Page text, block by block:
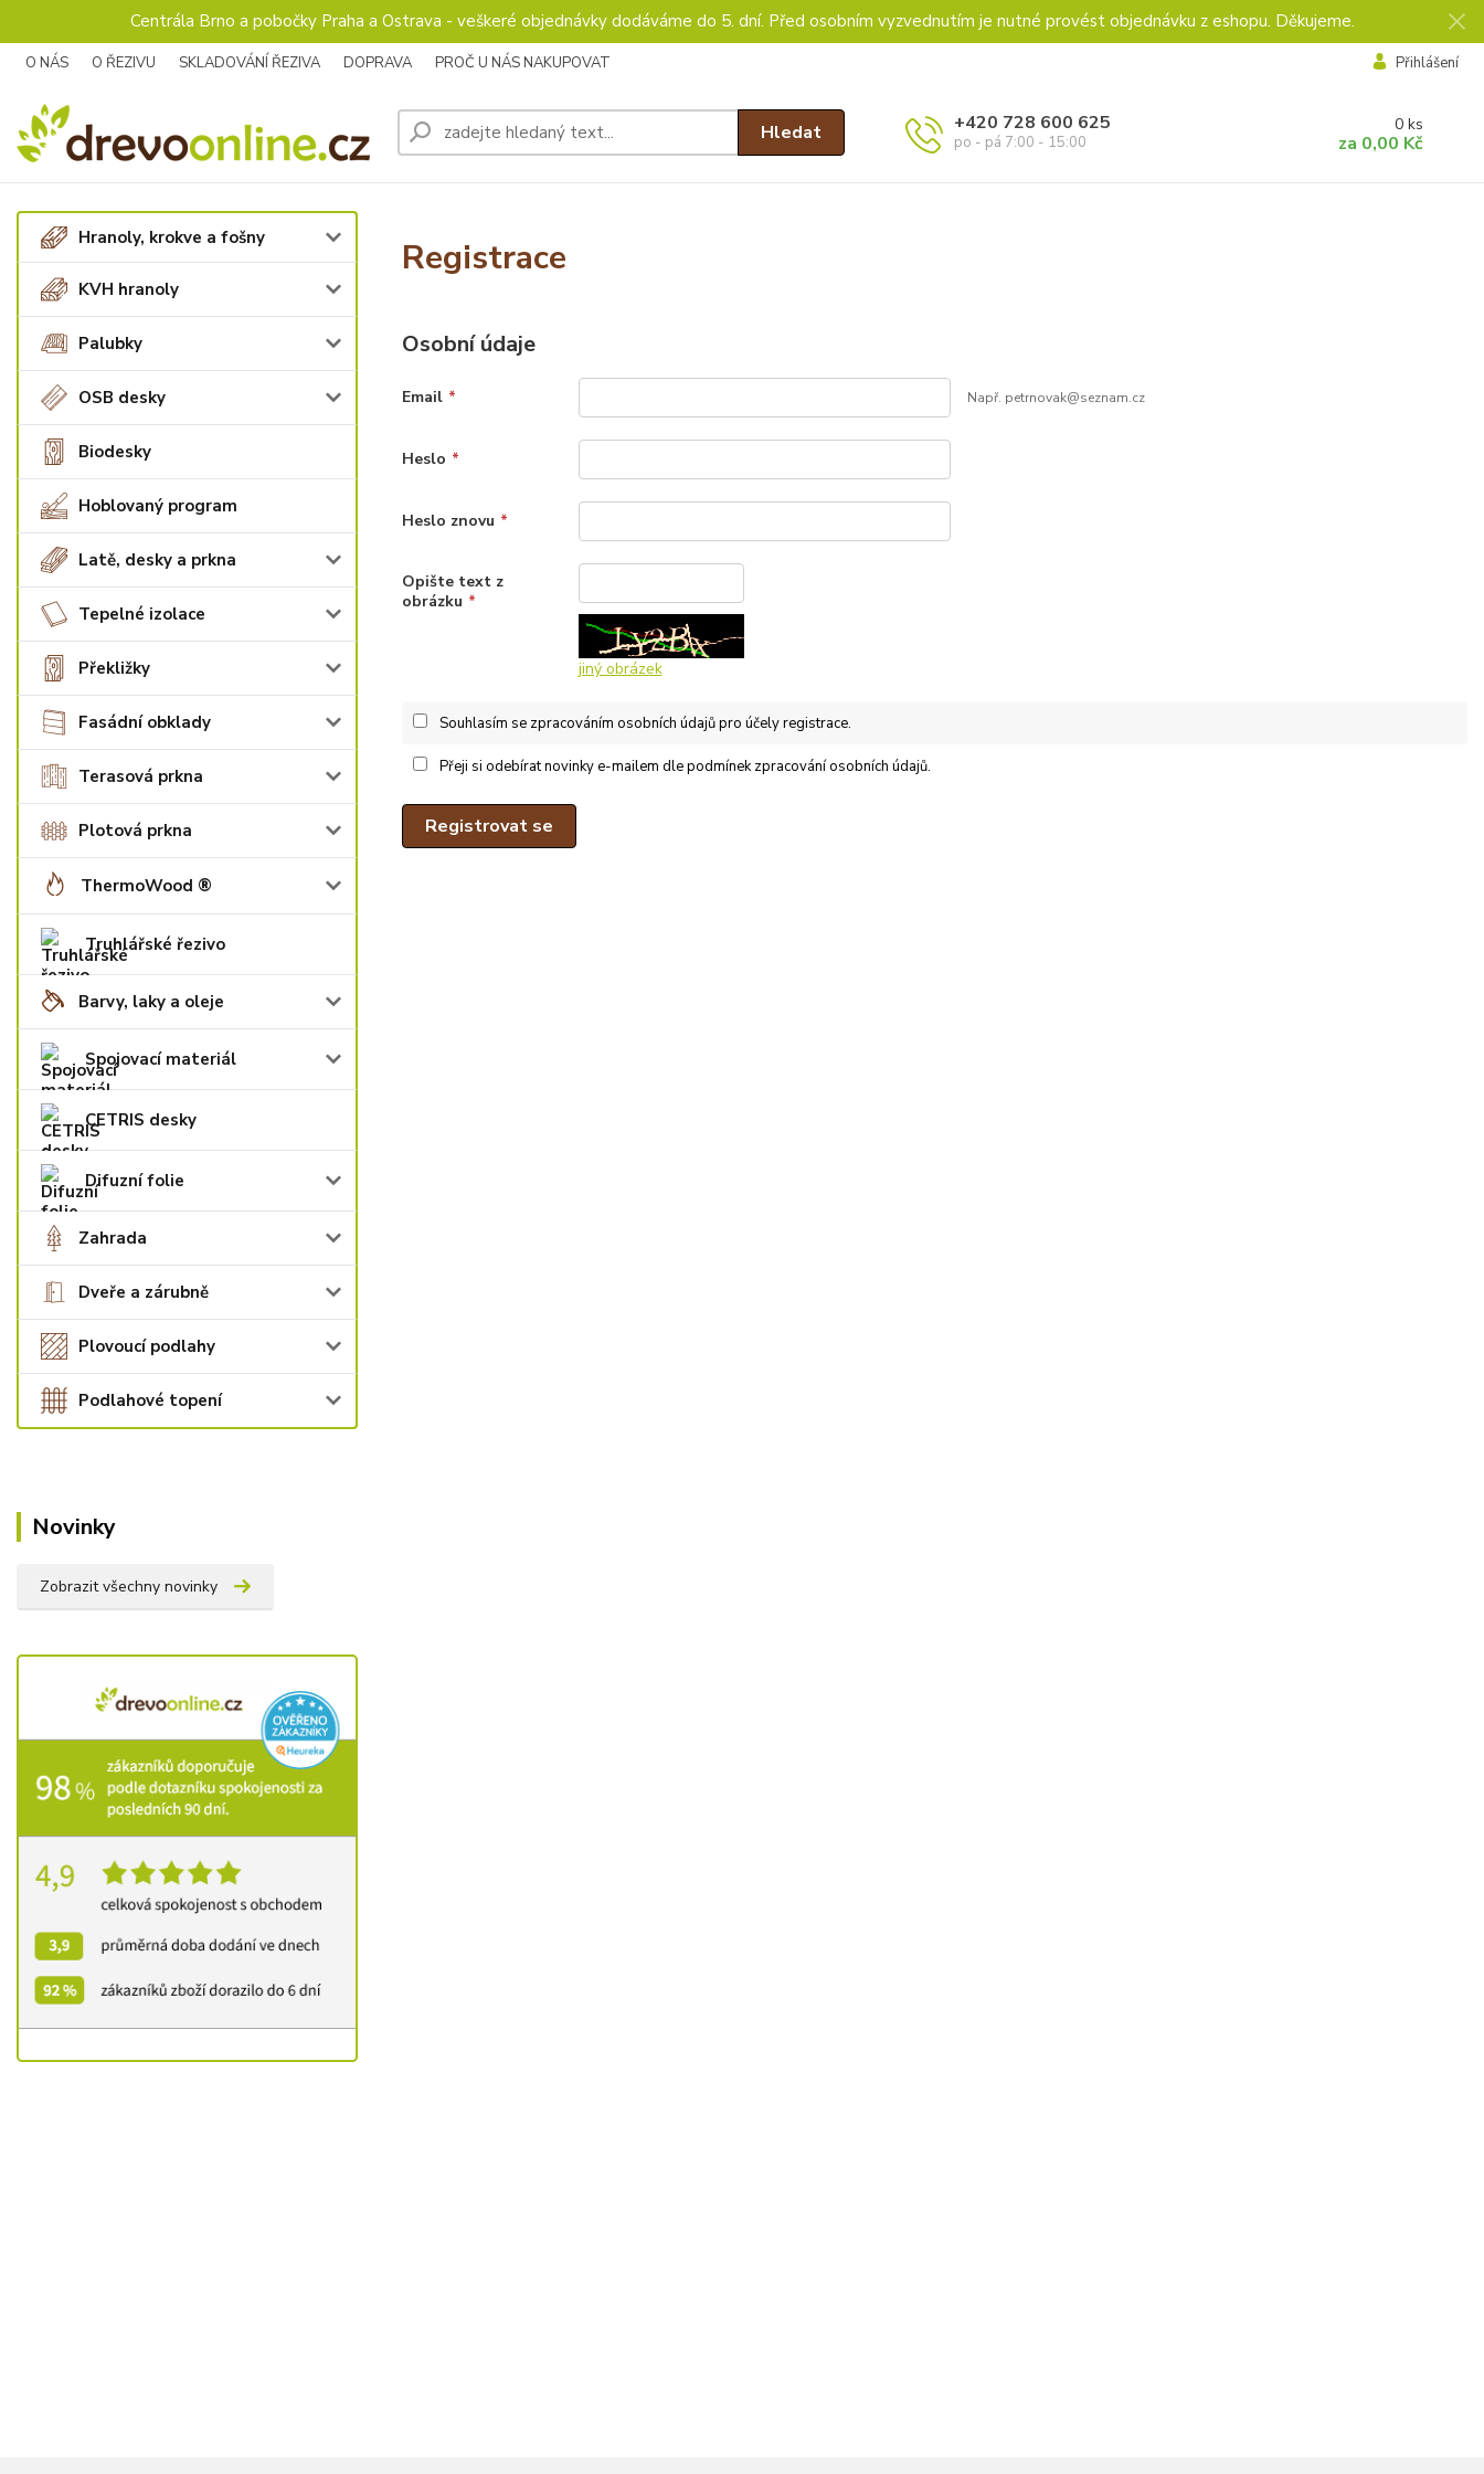
Centrála Brno a pobočky Praha a Ostrava - veškeré objednávky dodáváme do 5. dní. Před osobním vyzvednutím je nutné provést objednávku z eshopu. Děkujeme.
O NÁS O ŘEZIVU SKLADOVÁNÍ ŘEZIVA DOPRAVA PROČ U NÁS NAKUPOVAT Přihlášení
Hledat +420 728 600 625
po - pá 7:00 - 15:00
0 ks
za 0,00 Kč
Hranoly, krokve a fošny
KVH hranoly
Palubky
OSB desky
Biodesky
Hoblovaný program
Latě, desky a prkna
Tepelné izolace
Překližky
Fasádní obklady
Terasová prkna
Plotová prkna
ThermoWood ®
Truhlářské řezivo
Barvy, laky a oleje
Spojovací materiál
CETRIS desky
Difuzní folie
Zahrada
Dveře a zárubně
Plovoucí podlahy
Podlahové topení
Novinky
Zobrazit všechny novinky
Registrace
Osobní údaje
Email * Např. petrnovak@seznam.cz
Heslo *
Heslo znovu *
Opište text z
obrázku *
jiný obrázek
Souhlasím se zpracováním osobních údajůpro účely registrace.
Přeji si odebírat novinky e-mailem dlepodmínek zpracování osobních údajů.
Registrovat se